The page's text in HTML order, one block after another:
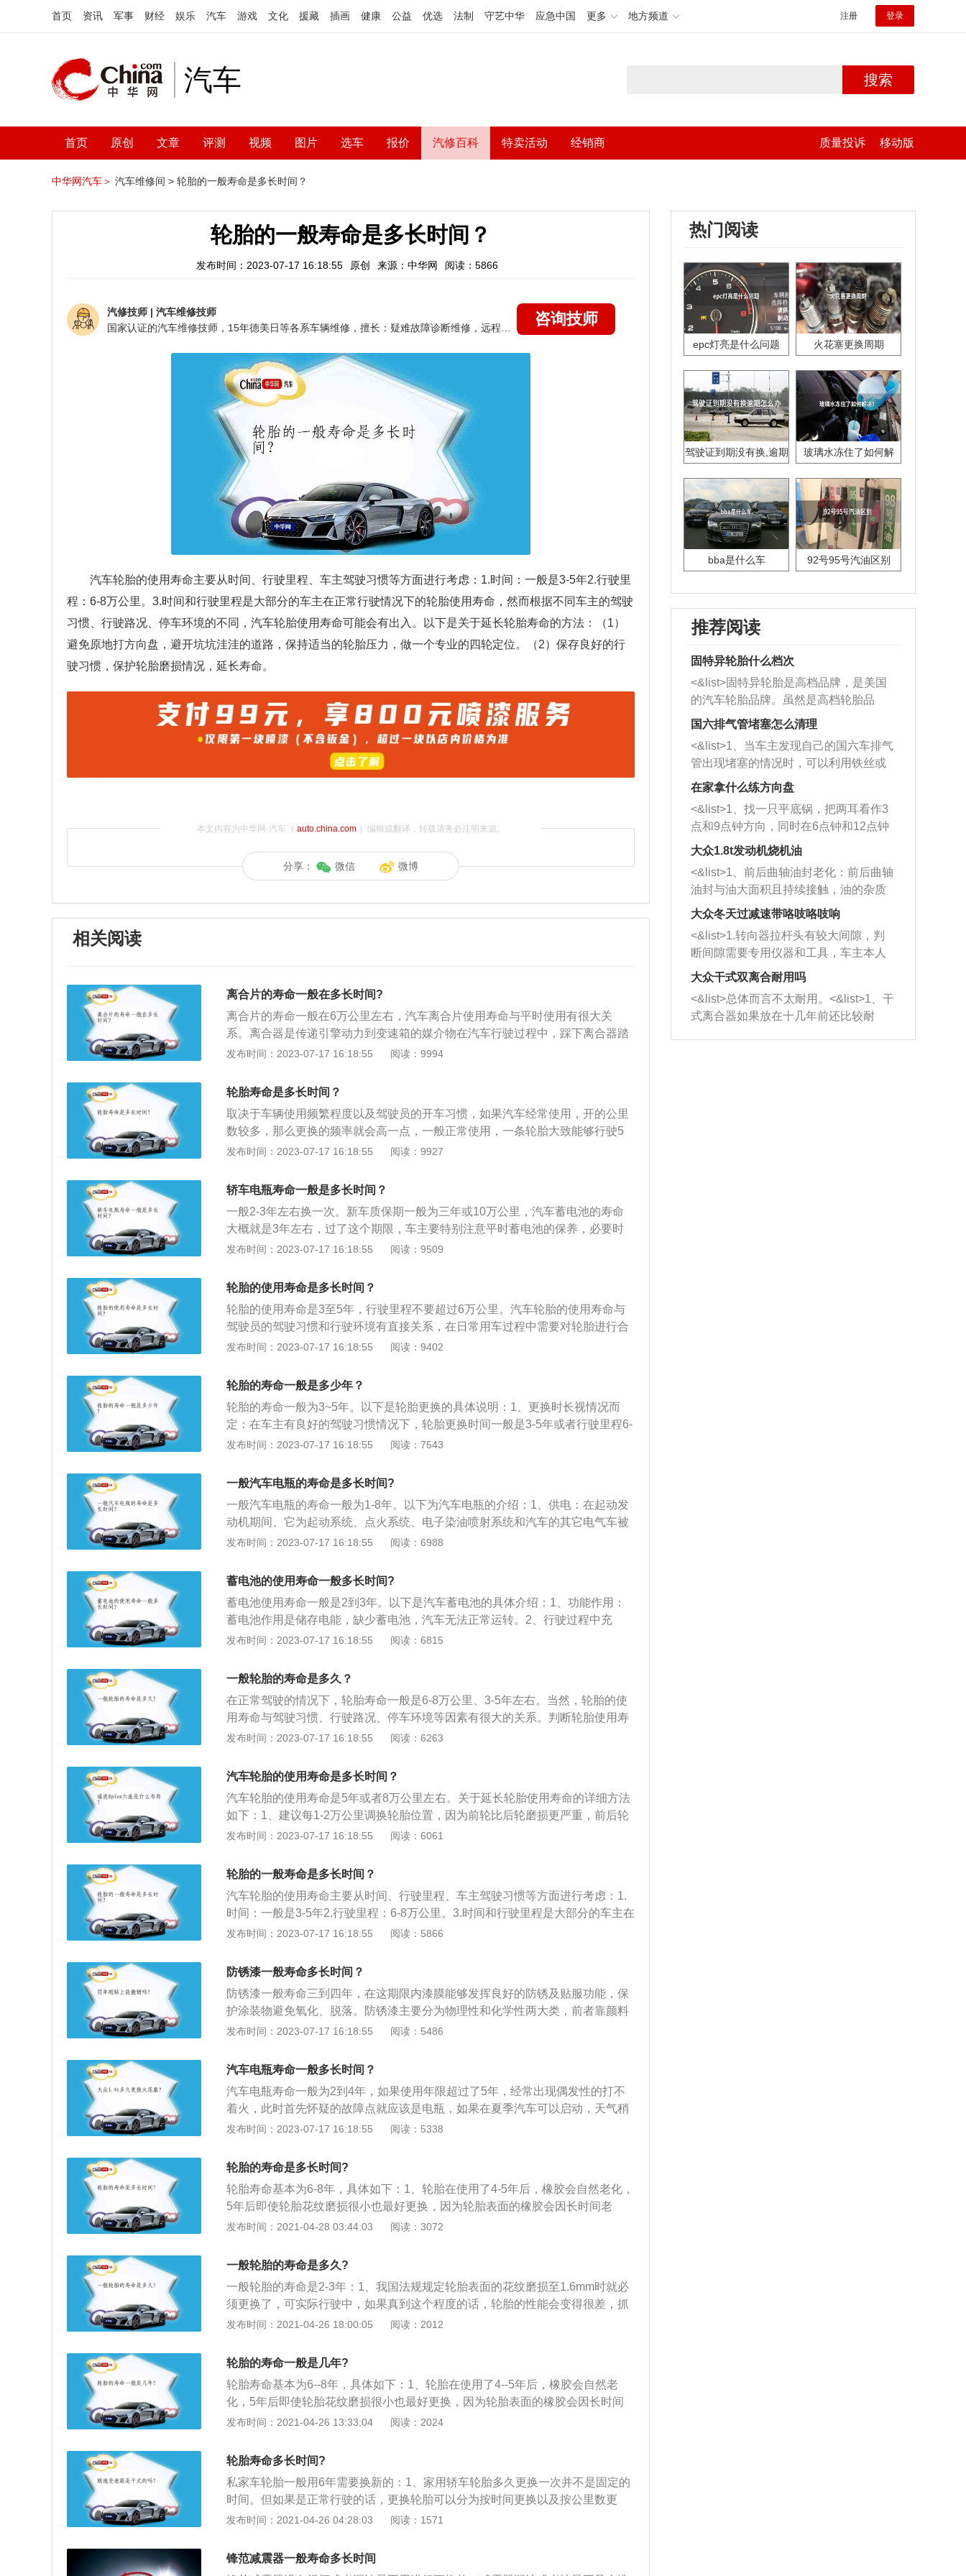
首页 资讯 军事 财经 娱乐 汽车 游戏 文化 援藏 插画 健康 公益 优选 法制 守艺中华 应急中国 更多 地方频道 注册 登录
汽车 搜索
首页 原创 文章 评测 视频 图片 选车 报价 汽修百科 特卖活动 经销商 质量投诉 移动版
中华网汽车＞ 汽车维修间 > 轮胎的一般寿命是多长时间？
轮胎的一般寿命是多长时间？
发布时间：2023-07-17 16:18:55 原创 来源：中华网 阅读：5866
汽修技师 | 汽车维修技师
咨询技师
汽车轮胎的使用寿命主要从时间、行驶里程、车主驾驶习惯等方面进行考虑：1.时间：一般是3-5年2.行驶里
程：6-8万公里。3.时间和行驶里程是大部分的车主在正常行驶情况下的轮胎使用寿命，然而根据不同车主的驾驶
习惯、行驶路况、停车环境的不同，汽车轮胎使用寿命可能会有出入。以下是关于延长轮胎寿命的方法：（1）
避免原地打方向盘，避开坑坑洼洼的道路，保持适当的轮胎压力，做一个专业的四轮定位。（2）保存良好的行
驶习惯，保护轮胎磨损情况，延长寿命。
本文内容为中华网·汽车（ auto.china.com）编辑或翻译，转载请务必注明来源。
分享： 微信 微博
相关阅读
离合片的寿命一般在多长时间?
离合片的寿命一般在6万公里左右，汽车离合片使用寿命与平时使用有很大关
系。离合器是传递引擎动力到变速箱的媒介物在汽车行驶过程中，踩下离合器踏
板，离合器片便与发动机飞轮分离，在由高档位切换至低档位时，当离合器片与
行驶速度，其自身的惯性动能被自动消耗。离合器的作用：离合器片正常使用
时，可以保证车辆正常平稳起步。换挡时车辆能平稳运行。能使车辆紧急制动
时，车辆的发动机和变速箱不受影响。手动变速器车辆的离合器片起着非常重要
的作用。如果离开离合器片手动挡车辆就无法正常工作。离合器片使用需要注意
什么。注意事项：车辆正常使用时，不要随意踩离合。车辆起步时，正确使用离
松开离合器片。当车辆换档时，需要正确的操作。
发布时间：2023-07-17 16:18:55 阅读：9994
轮胎寿命是多长时间？
取决于车辆使用频繁程度以及驾驶员的开车习惯，如果汽车经常使用，开的公里
数较多，那么更换的频率就会高一点，一般正常使用，一条轮胎大致能够行驶5
万公里左右，寿命基本在3-5年之间。轮胎可以使用的公里数也与驾驶者的习惯有
门，那么磨损就更快一点。轮胎除了正常磨损需要更换之外，还有一些情况不能
继续使用，一是放置时间过长，轮胎是橡胶制品，时间长了会变硬开裂，老化的
轮胎同样没有了抓地力，影响制动距离。延长轮胎的使用寿命均衡轮胎的磨损程
度，可以每半年到一年之间进行一次轮胎的交叉换位，把驱动轮和非驱动轮进行
调换，这样可以维持四个轮胎使用受力比较均衡，不会出现驱动轮磨损过于厉
起更换，才能保证行驶时的稳定性。
发布时间：2023-07-17 16:18:55 阅读：9927
轿车电瓶寿命一般是多长时间？
一般2-3年左右换一次。新车质保期一般为三年或10万公里，汽车蓄电池的寿命
大概就是3年左右，过了这个期限，车主要特别注意平时蓄电池的保养，必要时
还是及时更换，以免发生危险。具体注意事项如下：注意更换时间：如果这期
电池很多用到3-4年，但是更换过一次以后，一般在2年左右就一定要再次更换。
电瓶需要定期保养：如果发现供电不良的情况时，如果在没发动汽车前不要使用
车上电源，例如电动打气机、音响、警示灯、电动窗等；也不要在发动车子后，
又马上熄火，再次启动。
发布时间：2023-07-17 16:18:55 阅读：9509
轮胎的使用寿命是多长时间？
轮胎的使用寿命是3至5年，行驶里程不要超过6万公里。汽车轮胎的使用寿命与
驾驶员的驾驶习惯和行驶环境有直接关系，在日常用车过程中需要对轮胎进行合
理的判断，如果轮胎不能使用需要及时更换。轮胎的胎压决定轮胎的使用寿命，
胎压过高过低都会影响行车安全，建议每个月对胎压进行检查一次。汽车轮胎是
汽车的重要部件之一，直接与路面接触，和汽车悬架共同来缓和汽车行驶时所受
到的冲击，保证汽车有良好的乘坐舒适性和行驶平顺性。
发布时间：2023-07-17 16:18:55 阅读：9402
轮胎的寿命一般是多少年？
轮胎的寿命一般为3~5年。以下是轮胎更换的具体说明：1、更换时长视情况而
定：在车主有良好的驾驶习惯情况下，轮胎更换时间一般是3-5年或者行驶里程6-
8万公里。如果在比较恶劣的路况，例如经常行驶于砂石路面或经常堵车、急刹
原材料是橡胶，会发生自然老化现象，主要表现为轮胎会变硬，胎侧布满小裂
纹，一般自然老化的时间为4-5年。轮胎使用5年需要及时更换，防止出现爆胎的
风险。3、观察轮胎的磨损情况：如果轮胎磨损比较严重，胎面花纹已经和磨损
标记处于同一水平线上时，则需要更换轮胎。否则行驶在湿滑路面时刹车会比较
困难，车辆极易失控，而如果在太粗糙的路面行驶容易爆胎。
发布时间：2023-07-17 16:18:55 阅读：7543
一般汽车电瓶的寿命是多长时间?
一般汽车电瓶的寿命一般为1-8年。以下为汽车电瓶的介绍：1、供电：在起动发
动机期间、它为起动系统、点火系统、电子染油喷射系统和汽车的其它电气车被
供电。2、保护电子设备：蓄电池起到了整车电系的电压稳定器的作用，能够缓
以起到一个稳定发电机发出的交流电的浪涌电压的作用，从而，在汽车高速运转
时，使电压稳定。更好地保护汽车的用电器。
发布时间：2023-07-17 16:18:55 阅读：6988
蓄电池的使用寿命一般多长时间?
蓄电池使用寿命一般是2到3年。以下是汽车蓄电池的具体介绍：1、功能作用：
蓄电池作用是储存电能，缺少蓄电池，汽车无法正常运转。2、行驶过程中充
电：通常家用车蓄电池为12V，一般空载电压在13V左右，负载电压不低于11V，
行充电，如果汽车长时间停放很容易导致蓄电池电量流失，造成汽车无法启动。
所以，在汽车长期停放期间，最好每隔一周就启动一次车辆，启动时间在5分钟
以上，为蓄电池充电。3、充电注意事项：一般蓄电池充4-5小时就可以将电量充
满，避免过度充电。
发布时间：2023-07-17 16:18:55 阅读：6815
一般轮胎的寿命是多久？
在正常驾驶的情况下，轮胎寿命一般是6-8万公里、3-5年左右。当然，轮胎的使
用寿命与驾驶习惯、行驶路况、停车环境等因素有很大的关系。判断轮胎使用寿
命的方法如下：1、看轮胎的磨损程度或看轮胎是否老化：几乎每个轮胎上都会
能找到汽车轮胎花纹边凹槽中的磨损标记。2、一般轿车轮胎的磨损标记高度为1.
6毫米(这个高度也是法定的轮胎最小沟槽深度)，载重轮胎上的磨损标记高度为2.
4毫米。如果发现磨损标记和胎面一样齐的话，就说明轮胎已经磨损得差不多，
应及时将其更换。3、由于轮胎是橡胶制品，它的特性是会随着时间的推移而发
生老化，变得容易开裂，并且散热性大大下降，行驶舒适性变差，加速变慢，刹
险。4、如果轮胎老化程度已经伤及胎体，无论行驶里程多少，磨损了多少都需
要进行更换。
发布时间：2023-07-17 16:18:55 阅读：6263
汽车轮胎的使用寿命是多长时间？
汽车轮胎的使用寿命是5年或者8万公里左右。关于延长轮胎使用寿命的详细方法
如下：1、建议每1-2万公里调换轮胎位置，因为前轮比后轮磨损更严重，前后轮
胎调换则是让轮胎更均匀的磨损。2、注意检查胎压，令其保持在2.2-2.5左右。
辆停放在阴凉处，减少太阳紫外线对轮胎橡胶的损害。
发布时间：2023-07-17 16:18:55 阅读：6061
轮胎的一般寿命是多长时间？
汽车轮胎的使用寿命主要从时间、行驶里程、车主驾驶习惯等方面进行考虑：1.
时间：一般是3-5年2.行驶里程：6-8万公里。3.时间和行驶里程是大部分的车主在
正常行驶情况下的轮胎使用寿命，然而根据不同车主的驾驶习惯、行驶路况、停
法：（1）避免原地打方向盘，避开坑坑洼洼的道路，保持适当的轮胎压力，做
一个专业的四轮定位。（2）保存良好的行驶习惯，保护轮胎磨损情况，延长寿
命。
发布时间：2023-07-17 16:18:55 阅读：5866
防锈漆一般寿命多长时间？
防锈漆一般寿命三到四年，在这期限内漆膜能够发挥良好的防锈及贴服功能，保
护涂装物避免氧化、脱落。防锈漆主要分为物理性和化学性两大类，前者靠颜料
和漆料的适当配合，形成致密的漆膜以阻止腐蚀性物质的侵入，后者靠防锈颜料
漆其颜色是深黄色的，其防锈效果比普通的要好。防锈漆是一种可保护金属表面
免受大气、海水等的化学或电化学腐蚀的涂料，如红丹、锌黄防锈漆等。
发布时间：2023-07-17 16:18:55 阅读：5486
汽车电瓶寿命一般多长时间？
汽车电瓶寿命一般为2到4年，如果使用年限超过了5年，经常出现偶发性的打不
着火，此时首先怀疑的故障点就应该是电瓶，如果在夏季汽车可以启动，天气稍
冷就难以启动，这样的电瓶也应该更换。电瓶的使用寿命与车辆的配置以及电器
为在车辆熄火时也在继续耗电，导致电瓶长时间放电，对电瓶是有损害的，电瓶
的保修期是1年，平时注意不要亏电会延长电瓶的寿命。
发布时间：2023-07-17 16:18:55 阅读：5338
轮胎的寿命是多长时间?
轮胎寿命基本为6-8年，具体如下：1、轮胎在使用了4-5年后，橡胶会自然老化，
5年后即使轮胎花纹磨损很小也最好更换，因为轮胎表面的橡胶会因长时间老
化，而许多小裂纹都是造成轮胎漏气的原因；2、综合路况4至5万公里，沥青路
湿滑路面，胎面花纹挤压排水功能下降或丧失，摩擦系数小于15，在砂路面上行
驶会爆胎；3、胎面系紧4倍以上的轮胎，胎侧被扎或者被啃坏的轮胎、胎面被扎
直径超过4mm的轮胎、胎肩被扎的轮胎，出现这些情况的轮胎建议及时更换。
发布时间：2021-04-28 03:44:03 阅读：3072
一般轮胎的寿命是多久?
一般轮胎的寿命是2-3年：1、我国法规规定轮胎表面的花纹磨损至1.6mm时就必
须更换了，可实际行驶中，如果真到这个程度的话，轮胎的性能会变得很差，抓
地力及排水能力都会变差，而安全性也会随之降低，所以国外轮胎专家曾说，胎
份测试报告显示，较常见的四季轮胎行驶里程一般都在11.3万公里以上，如果稍
差一点的轮胎也可以跑个10万公里左右，如果为确保安全性，那其实跑个8万公
里是绝对没有问题的；3、不同品牌的车胎，其使用寿命是有差别的。一般掌握
车胎使用寿命的原则是：正常使用年限在5年左右，这是轮胎品质决定的，到了
年头胎质老化龟裂、承载力下降，易爆胎；在正常使用年限内，车胎只要磨损到
发布时间：2021-04-26 18:00:05 阅读：2012
轮胎的寿命一般是几年?
轮胎寿命基本为6--8年，具体如下：1、轮胎在使用了4--5年后，橡胶会自然老
化，5年后即使轮胎花纹磨损很小也最好更换，因为轮胎表面的橡胶会因长时间
老化，而许多小裂纹都是造成轮胎漏气的原因；2、综合路况4至5万公里，沥青
雪湿滑路面，胎面花纹挤压排水功能下降或丧失，摩擦系数小于15，在砂路面上
行驶会爆胎；3、胎面系紧4倍以上的轮胎，胎侧被扎或者被啃坏的轮胎、胎面被
扎直径超过4mm的轮胎、胎肩被扎的轮胎，出现这些情况的轮胎建议及时更换。
发布时间：2021-04-26 13:33:04 阅读：2024
轮胎寿命多长时间?
私家车轮胎一般用6年需要换新的：1、家用轿车轮胎多久更换一次并不是固定的
时间。但如果是正常行驶的话，更换轮胎可以分为按时间更换以及按公里数更
换。按时间更换就是因为轮胎用橡胶制造，橡胶制品在一段时间后就会老化，这
面会逐渐磨损，当磨损到一定程度之后轮胎就需要更换了；3、具体在于轮胎胎
侧与胎面边缘一圈，有很多个小三角的图案，顺着任何一个三角图案横移到胎面
发布时间：2021-04-26 04:28:03 阅读：1571
锋范减震器一般寿命多长时间
热门阅读
epc灯亮是什么问题 火花塞更换周期
驾驶证到期没有换,逾期
玻璃水冻住了如何解
bba是什么车 92号95号汽油区别
推荐阅读
固特异轮胎什么档次
<&list>固特异轮胎是高档品牌，是美国
的汽车轮胎品牌。虽然是高档轮胎品
牌，但是中高低端的轮胎都有生产，这
也是为了更好的开拓市场。
国六排气管堵塞怎么清理
<&list>1、当车主发现自己的国六车排气
管出现堵塞的情况时，可以利用铁丝或
者是细棍，直接将杂物给取出来，如果
堵塞情况比较严重，也可以采取应急措
施。 <&list>2、直接利用木棍将所有的
杂物推到排气管里面的位置处，然后将
三元催化器拆解开，就可以将堵塞的东
西取出来。但如果是因为积碳过多引起
的堵塞，就需要将三元催化器泡在草酸
洗剂对堵塞的情况得到解决，将清洗剂
放在燃油箱中，与燃油混合后，车辆启
动时，就可以和汽油一起进入到燃烧
室，最后形成废气排出，就可以让三元
催化器得到清洗，排气管堵塞的情况就
能够得到解决。
在家拿什么练方向盘
<&list>1、找一只平底锅，把两耳看作3
点和9点钟方向，同时在6点钟和12点钟
方向做一个标记。 <&list>2、双手握住
一圈半的练习，往右同样也要打相同的
圈数。 <&list>3、最后强调要反复练
习，这样就可以形成肌肉记忆，在真实
驾驶车辆时，不需要记忆也能打好方
向。
大众1.8t发动机烧机油
<&list>1、前后曲轴油封老化：前后曲轴
油封与油大面积且持续接触，油的杂质
和发动机内持续温度变化使其密封效果
逐渐减弱，导致渗油或漏油。<&list>2、
活塞间隙过大：积碳会使活塞环与缸体
的间隙扩大，导致机油流入燃烧室中，
造成烧机油。<&list>3、机油粘度。使用
机油粘度过小的话，同样会有烧机油现
象，机油粘度过小具有很好的流动性，
大众冬天过减速带咯吱咯吱响
<&list>1.转向器拉杆头有较大间隙，判
断间隙需要专用仪器和工具，车主本人
无法制作，需要将车辆送到修理厂或4s
店；<&list>2.车辆半轴套管防尘罩破
裂，破裂后会出现漏油现象，使半轴磨
损严重，磨损的半轴容易损坏，产生异
响；<&list>3.稳定器的转向胶套和球头
大众干式双离合耐用吗
<&list>总体而言不太耐用。<&list>1、干
式离合器如果放在十几年前还比较耐